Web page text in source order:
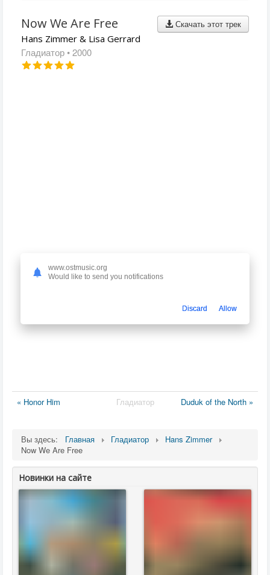
Скачать этот трек
Now We Are Free
Hans Zimmer & Lisa Gerrard
Гладиатор • 2000
« Honor Him Гладиатор Duduk of the North »
Вы здесь: Главная Гладиатор
Hans Zimmer
Now We Are Free
Новинки на сайте
www.ostmusic.org
Would like to send you notifications
Discard Allow